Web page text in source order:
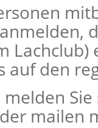
Lachclub)
auf den
melden
mailen